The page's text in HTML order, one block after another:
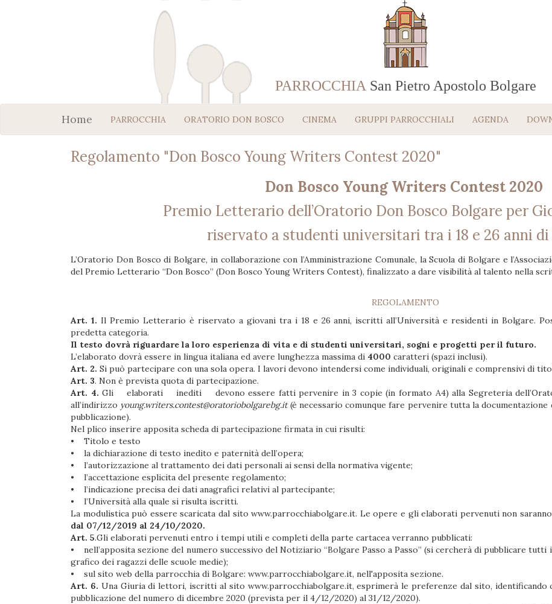
PARROCCHIA San Pietro Apostolo Bolgare
Home PARROCCHIA ORATORIO DON BOSCO CINEMA GRUPPI PARROCCHIALI AGENDA
Regolamento "Don Bosco Young Writers Contest 2020"
Don Bosco Young Writers Contest 2020
Premio Letterario dell’Oratorio Don Bosco Bolgare per
riservato a studenti universitari tra i 18 e 26 anni di
L’Oratorio Don Bosco di Bolgare, in collaborazione con l’Amministrazione Comunale, la Scuola di Bolgare e
del Premio Letterario “Don Bosco” (Don Bosco Young Writers Contest), finalizzato a dare visibilità al talento nella
REGOLAMENTO
Art. 1. Il Premio Letterario è riservato a giovani tra i 18 e 26 anni, iscritti all’Università e residenti in Bolgare.
predetta categoria.
Il testo dovrà riguardare la loro esperienza di vita e di studenti universitari, sogni e progetti per il futuro.
L’elaborato dovrà essere in lingua italiana ed avere lunghezza massima di 4000 caratteri (spazi inclusi).
Art. 2. Si può partecipare con una sola opera. I lavori devono intendersi come individuali, originali e comprensivi di
Art. 3. Non è prevista quota di partecipazione.
Art. 4. Gli elaborati inediti devono essere fatti pervenire in 3 copie (in formato A4) alla Segreteria
all’indirizzo young.writers.contest@oratoriobolgarebg.it(è necessario comunque fare pervenire tutta la
pubblicazione).
Nel plico inserire apposita scheda di partecipazione firmata in cui risulti:
• Titolo e testo
• la dichiarazione di testo inedito e paternità dell’opera;
• l’autorizzazione al trattamento dei dati personali ai sensi della normativa vigente;
• l’accettazione esplicita del presente regolamento;
• l’indicazione precisa dei dati anagrafici relativi al partecipante;
• l’Università alla quale si risulta iscritti.
La modulistica può essere scaricata dal sitowww.parrocchiabolgare.it. Le opere e gli elaborati pervenuti non
dal 07/12/2019 al 24/10/2020.
Art. 5.Gli elaborati pervenuti entro i tempi utili e completi della parte cartacea verranno pubblicati:
• nell’apposita sezione del numero successivo del Notiziario “Bolgare Passo a Passo” (si cercherà di pubblicare
grafico dei ragazzi delle scuole medie);
• sul sito web della parrocchia di Bolgare: www.parrocchiabolgare.it, nell'apposita sezione.
Art. 6. Una Giuria di lettori, iscritti al sito www.parrocchiabolgare.it, esprimerà le preferenze dal sito,
pubblicazione del numero di dicembre 2020 (prevista per il 4/12/2020) al 31/12/2020).